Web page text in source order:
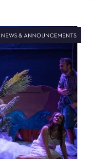
NEWS & ANNOUNCEMENTS